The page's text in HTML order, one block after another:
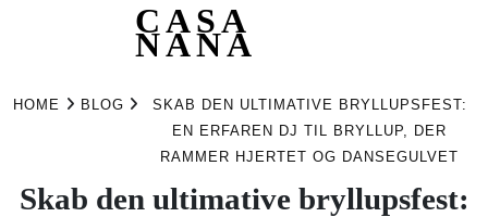
CASA
NANA
HOME BLOG
SKAB DEN ULTIMATIVE BRYLLUPSFEST:
EN ERFAREN DJ TIL BRYLLUP, DER
RAMMER HJERTET OG DANSEGULVET
Skab den ultimative bryllupsfest: